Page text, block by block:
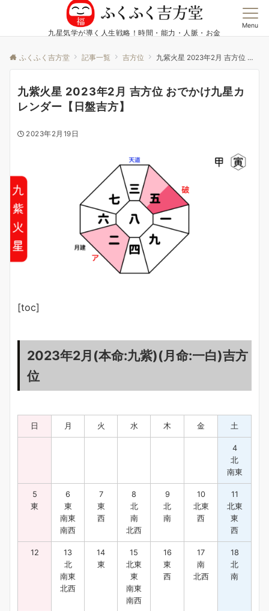
九星気学が導く人生戦略！時間・能力・人脈・お金
Menu
ふくふく吉方堂 記事一覧 吉方位 九紫火星 2023年2月 吉方位 おでかけ九星カレンダー【日盤吉方】
九紫火星 2023年2月 吉方位 おでかけ九星カ
レンダー【日盤吉方】
2023年2月19日
[toc]
2023年2月(本命:九紫)(月命:一白)吉方
位
日 月 火 水 木 金 土
4
北
南東
5
東
6
東
南東
南西
7
東
西
8
北
南
北西
9
北
南
10
北東
西
11
北東
東
西
12
13
北
南東
北西
14
東
15
北東
東
南東
南西
16
東
西
17
南
北西
18
北
南